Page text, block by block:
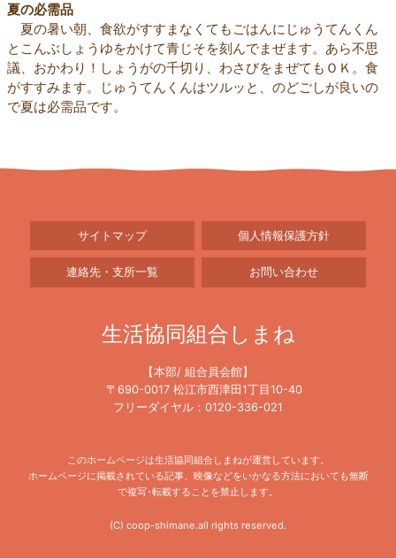
夏の必需品
夏の暑い朝、食欲がすすまなくてもごはんにじゅうてんくん
とこんぶしょうゆをかけて青じそを刻んでまぜます。あら不思
議、おかわり！しょうがの千切り、わさびをまぜてもＯＫ。食
がすすみます。じゅうてんくんはツルッと、のどごしが良いの
で夏は必需品です。
サイトマップ 個人情報保護方針
連絡先・支所一覧 お問い合わせ
生活協同組合しまね
【本部/ 組合員会館】
〒690-0017 松江市西津田1丁目10-40
フリーダイヤル：0120-336-021
このホームページは生活協同組合しまねが運営しています。
ホームページに掲載されている記事、映像などをいかなる方法においても無断
で複写･転載することを禁止します。
(C) coop-shimane.all rights reserved.